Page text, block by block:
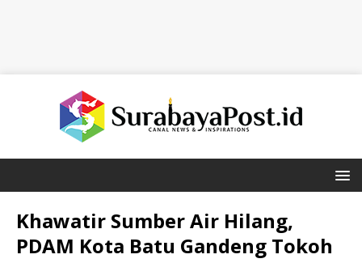
Khawatir Sumber Air Hilang,
PDAM Kota Batu Gandeng Tokoh